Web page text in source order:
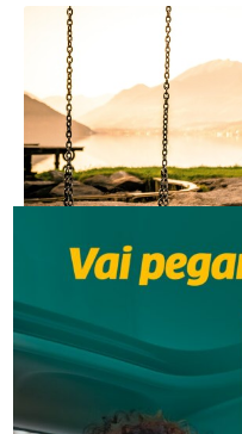
Homem que beijou
terá de indenizar vítima